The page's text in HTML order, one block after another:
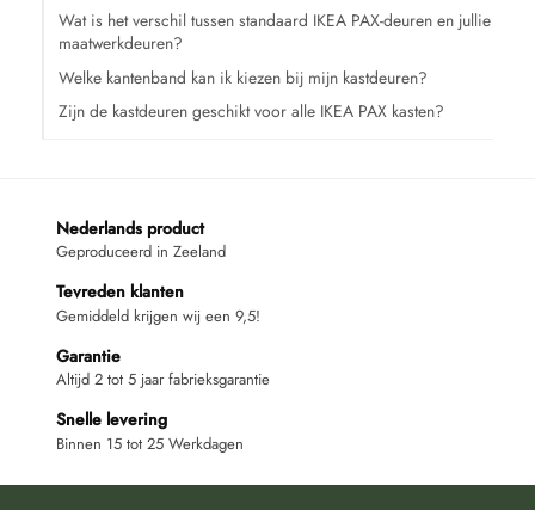
Wat is het verschil tussen standaard IKEA PAX-deuren en jullie
maatwerkdeuren?
Welke kantenband kan ik kiezen bij mijn kastdeuren?
Zijn de kastdeuren geschikt voor alle IKEA PAX kasten?
Nederlands product
Geproduceerd in Zeeland
Tevreden klanten
Gemiddeld krijgen wij een 9,5!
Garantie
Altijd 2 tot 5 jaar fabrieksgarantie
Snelle levering
Binnen 15 tot 25 Werkdagen